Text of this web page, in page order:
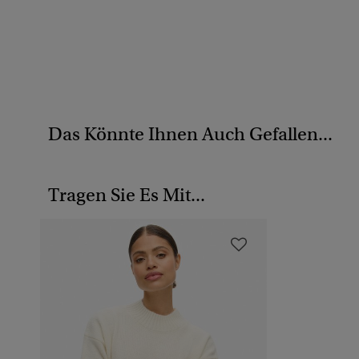
Das Könnte Ihnen Auch Gefallen...
Tragen Sie Es Mit...